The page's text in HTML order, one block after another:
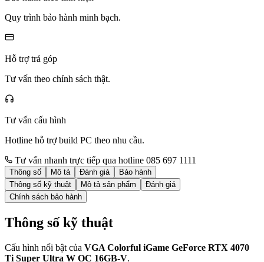
Quy trình bảo hành minh bạch.
Hỗ trợ trả góp
Tư vấn theo chính sách thật.
Tư vấn cấu hình
Hotline hỗ trợ build PC theo nhu cầu.
Tư vấn nhanh trực tiếp qua hotline 085 697 1111
Thông số Mô tả Đánh giá
Bảo hành
Thông số kỹ thuật
Mô tả sản phẩm
Đánh giá
Chính sách bảo hành
Thông số kỹ thuật
Cấu hình nổi bật của VGA Colorful iGame GeForce RTX 4070
Ti Super Ultra W OC 16GB-V.